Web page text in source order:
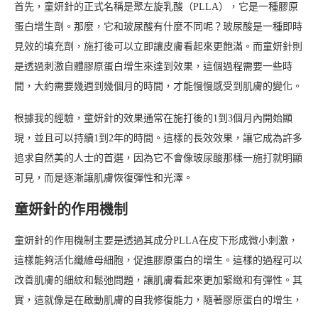
首先，童妍針的正式名稱是聚左旋乳酸（PLLA），它是一種膠原
蛋白增生劑。那麼，它和玻尿酸有什麼不同呢？玻尿酸是一種即時
見效的填充劑，施打後可以立即讓皮膚看起來更飽滿。而童妍針則
是透過刺激自體膠原蛋白增生來達到效果，這個過程需要一些時
間，大約需要幾週到幾個月的時間，才能慢慢感受到肌膚的變化。
根據我的經驗，童妍針的效果通常在施打後的1到3個月內開始顯
現，並且可以持續1到2年的時間。這樣的長效效果，讓它成為許多
追求自然美的人士的首選，因為它不會像玻尿酸那樣一施打就明顯
可見，而是逐漸讓肌膚恢復彈性和光澤。
童妍針的作用機制
童妍針的作用機制主要是透過其成分PLLA在皮下形成微小刺激，
這樣能夠活化纖維母細胞，促進膠原蛋白的增生。這樣的過程可以
改善肌膚的細紋和鬆弛問題，讓肌膚看起來更加緊緻和有彈性。其
實，這就像是在啟動肌膚的自我修復能力，隨著膠原蛋白的增生，